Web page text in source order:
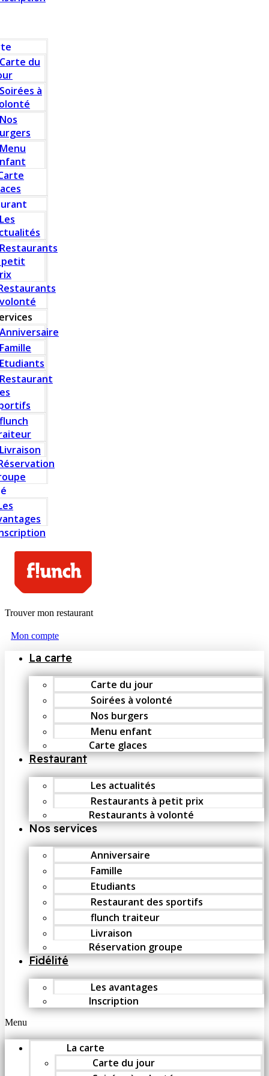
Carte du
Soirées à
Nos
Menu
Les
Restaurants
petit
Anniversaire
Famille
Etudiants
Restaurant
flunch
Livraison
Trouver mon restaurant
Mon compte
La carte
Carte du jour
Soirées à volonté
Nos burgers
Menu enfant
Carte glaces
Restaurant
Les actualités
Restaurants à petit prix
Restaurants à volonté
Nos services
Anniversaire
Famille
Etudiants
Restaurant des sportifs
flunch traiteur
Livraison
Réservation groupe
Fidélité
Les avantages
Inscription
Menu
La carte
Carte du jour